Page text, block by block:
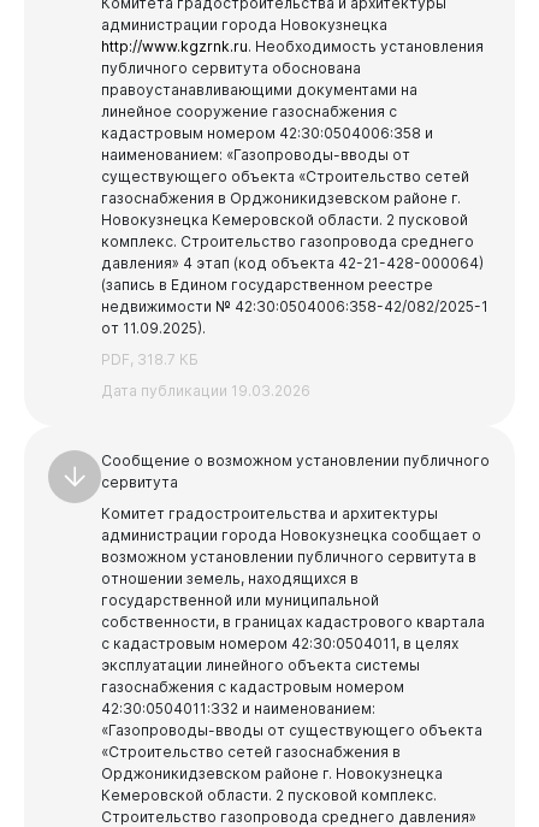
Виртуальнаяприемная
администрации города Новокузнецка
http://www.kgzrnk.ru. Необходимость установления
публичного сервитута обоснована
правоустанавливающими документами на
линейное сооружение газоснабжения с
кадастровым номером 42:30:0504006:358 и
наименованием: «Газопроводы-вводы от
существующего объекта «Строительство сетей
газоснабжения в Орджоникидзевском районе г.
Новокузнецка Кемеровской области. 2 пусковой
комплекс. Строительство газопровода среднего
давления» 4 этап (код объекта 42-21-428-000064)
(запись в Едином государственном реестре
недвижимости № 42:30:0504006:358-42/082/2025-1
от 11.09.2025).
PDF, 318.7 КБ
Дата публикации 19.03.2026
Сообщение о возможном установлении публичного
сервитута
Комитет градостроительства и архитектуры
администрации города Новокузнецка сообщает о
возможном установлении публичного сервитута в
отношении земель, находящихся в
государственной или муниципальной
собственности, в границах кадастрового квартала
с кадастровым номером 42:30:0504011, в целях
эксплуатации линейного объекта системы
газоснабжения с кадастровым номером
42:30:0504011:332 и наименованием:
«Газопроводы-вводы от существующего объекта
«Строительство сетей газоснабжения в
Орджоникидзевском районе г. Новокузнецка
Кемеровской области. 2 пусковой комплекс.
Строительство газопровода среднего давления»